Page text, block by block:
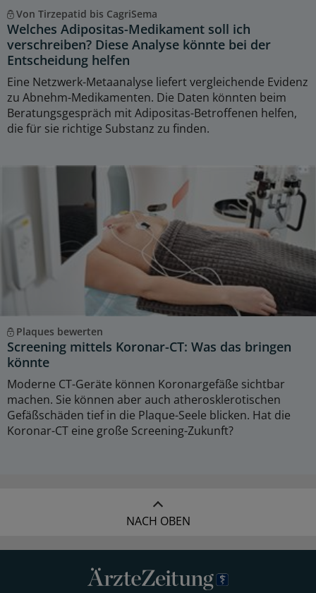
Von Tirzepatid bis CagriSema
Welches Adipositas-Medikament soll ich
verschreiben? Diese Analyse könnte bei der
Entscheidung helfen
Eine Netzwerk-Metaanalyse liefert vergleichende Evidenz
zu Abnehm-Medikamenten. Die Daten könnten beim
Beratungsgespräch mit Adipositas-Betroffenen helfen,
die für sie richtige Substanz zu finden.
Plaques bewerten
Screening mittels Koronar-CT: Was das bringen
könnte
Moderne CT-Geräte können Koronargefäße sichtbar
machen. Sie können aber auch atherosklerotischen
Gefäßschäden tief in die Plaque-Seele blicken. Hat die
Koronar-CT eine große Screening-Zukunft?
NACH OBEN